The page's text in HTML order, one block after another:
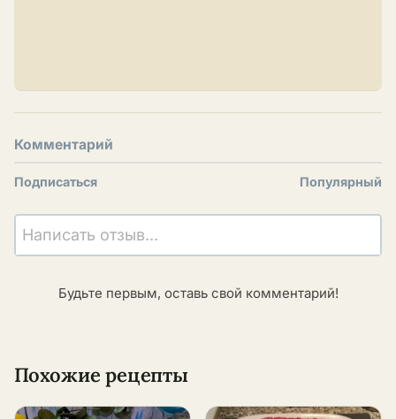
Комментарий
Подписаться Популярный
Написать отзыв...
Будьте первым, оставь свой комментарий!
Похожие рецепты